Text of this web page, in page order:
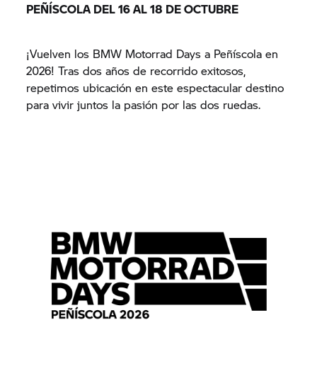
PEÑÍSCOLA DEL 16 AL 18 DE OCTUBRE
¡Vuelven los BMW Motorrad Days a Peñíscola en
2026! Tras dos años de recorrido exitosos,
repetimos ubicación en este espectacular destino
para vivir juntos la pasión por las dos ruedas.